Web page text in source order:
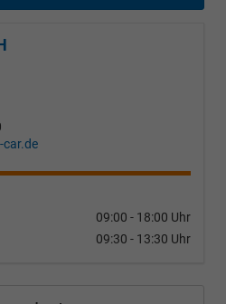
car.de
09:00 - 18:00 Uhr
09:30 - 13:30 Uhr